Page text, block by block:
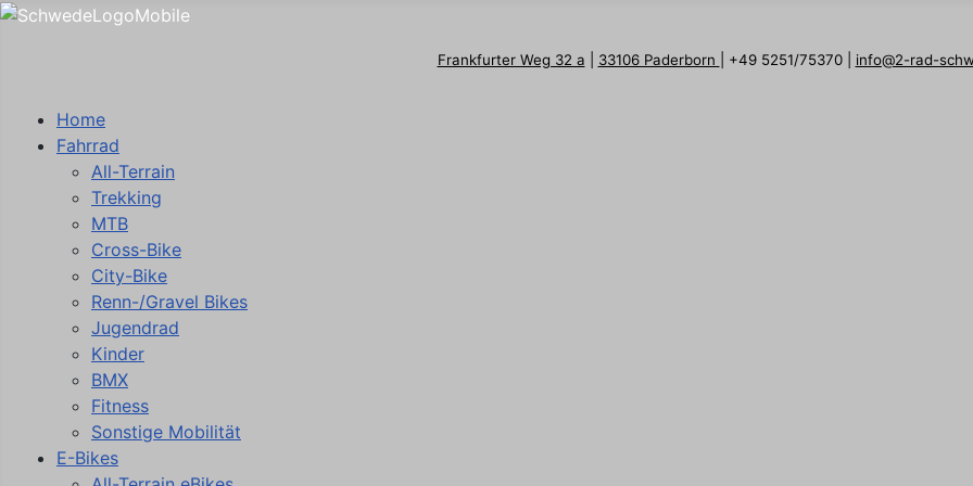
Frankfurter Weg 32 a 33106 Paderborn | +49 5251/75370 | info@2-rad-
Home
Fahrrad
All-Terrain
Trekking
MTB
Cross-Bike
City-Bike
Renn-/Gravel Bikes
Jugendrad
Kinder
BMX
Fitness
Sonstige Mobilität
E-Bikes